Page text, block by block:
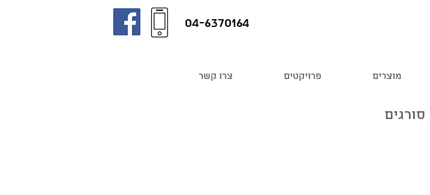
04-6370164
צרו קשר פרויקטים מוצרים
סורגים